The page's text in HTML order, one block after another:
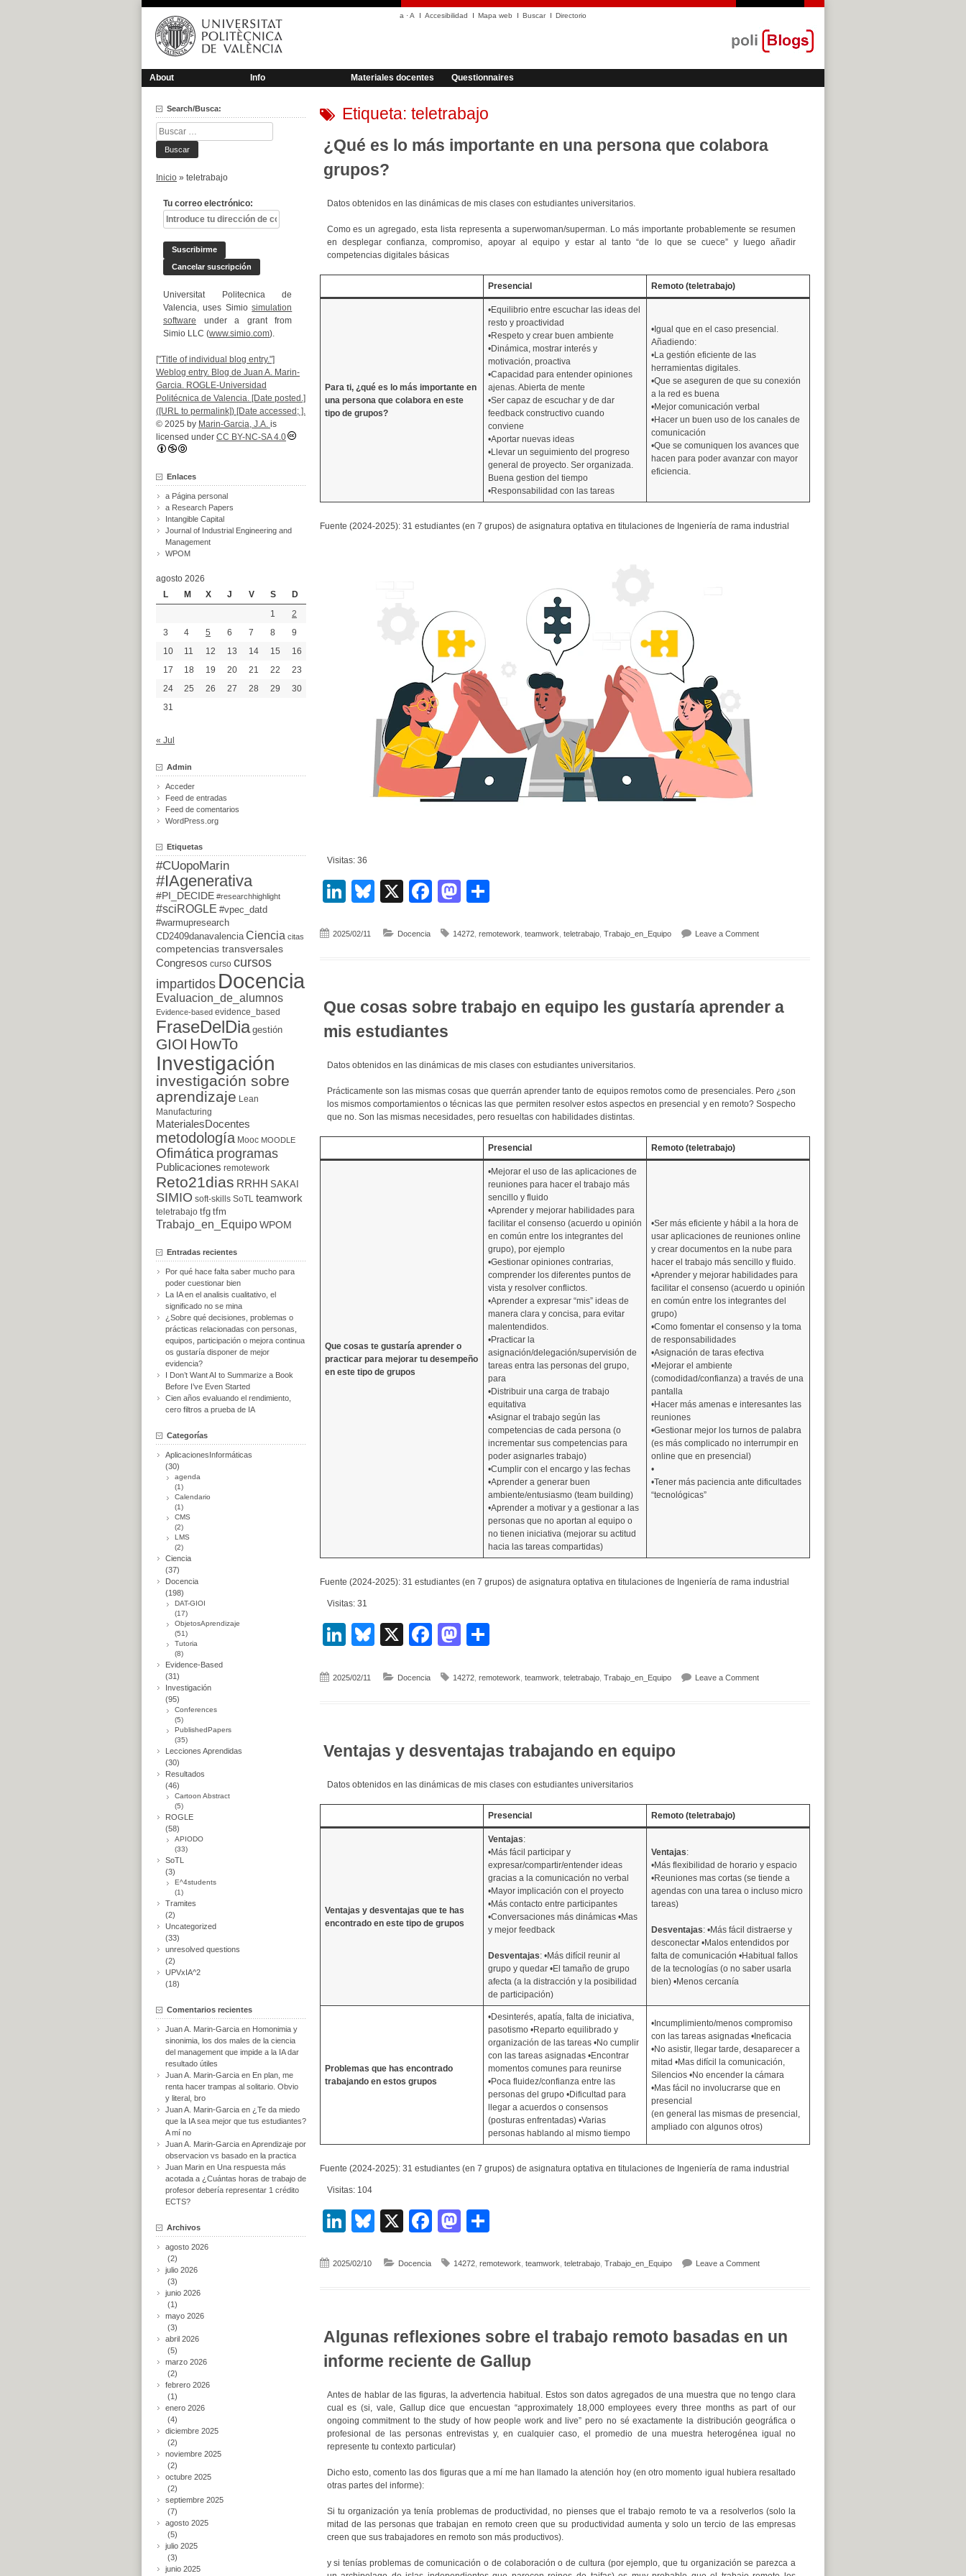
Saltar
contenido
a ·A Accesibilidad Mapa web Buscar Directorio
About Info Materiales docentes Questionnaires
Etiqueta: teletrabajo
¿Qué es lo más importante en una persona que colabora
grupos?
Datos obtenidos en las dinámicas de mis clases con estudiantes universitarios.
Como es un agregado, esta lista representa a superwoman/superman. Lo más importante probablemente se resumen
en desplegar confianza, compromiso, apoyar al equipo y estar al tanto “de lo que se cuece” y luego añadir
competencias digitales básicas
Presencial Remoto (teletrabajo)
Para ti, ¿qué es lo más importante en
una persona que colabora en este
tipo de grupos?
•Equilibrio entre escuchar las ideas del
resto y proactividad
•Respeto y crear buen ambiente
•Dinámica, mostrar interés y
motivación, proactiva
•Capacidad para entender opiniones
ajenas. Abierta de mente
•Ser capaz de escuchar y de dar
feedback constructivo cuando
conviene
•Aportar nuevas ideas
•Llevar un seguimiento del progreso
general de proyecto. Ser organizada.
Buena gestion del tiempo
•Responsabilidad con las tareas
•Igual que en el caso presencial.
Añadiendo:
•La gestión eficiente de las
herramientas digitales.
•Que se aseguren de que su conexión
a la red es buena
•Mejor comunicación verbal
•Hacer un buen uso de los canales de
comunicación
•Que se comuniquen los avances que
hacen para poder avanzar con mayor
eficiencia.
Fuente (2024-2025): 31 estudiantes (en 7 grupos) de asignatura optativa en titulaciones de Ingeniería de rama industrial
Visitas: 36
LinkedIn
Bluesky
X Facebook
Mastodon
2025/02/11 Docencia 14272, remotework teamwork teletrabajo, Trabajo_en_Equipo Leave a Commenton ¿Qué es lo más importante en una persona que
Que cosas sobre trabajo en equipo les gustaría aprender a
mis estudiantes
Datos obtenidos en las dinámicas de mis clases con estudiantes universitarios.
Prácticamente son las mismas cosas que querrán aprender tanto de equipos remotos como de presenciales. Pero ¿son
los mismos comportamientos o técnicas las que permiten resolver estos aspectos en presencial y en remoto? Sospecho
que no. Son las mismas necesidades, pero resueltas con habilidades distintas.
Presencial Remoto (teletrabajo)
Que cosas te gustaría aprender o
practicar para mejorar tu desempeño
en este tipo de grupos
•Mejorar el uso de las aplicaciones de
reuniones para hacer el trabajo más
sencillo y fluido
•Aprender y mejorar habilidades para
facilitar el consenso (acuerdo u opinión
en común entre los integrantes del
grupo), por ejemplo
•Gestionar opiniones contrarias,
comprender los diferentes puntos de
vista y resolver conflictos.
•Aprender a expresar “mis” ideas de
manera clara y concisa, para evitar
malentendidos.
•Practicar la
asignación/delegación/supervisión de
tareas entra las personas del grupo,
para
•Distribuir una carga de trabajo
equitativa
•Asignar el trabajo según las
competencias de cada persona (o
incrementar sus competencias para
poder asignarles trabajo)
•Cumplir con el encargo y las fechas
•Aprender a generar buen
ambiente/entusiasmo (team building)
•Aprender a motivar y a gestionar a las
personas que no aportan al equipo o
no tienen iniciativa (mejorar su actitud
hacia las tareas compartidas)
•Ser más eficiente y hábil a la hora de
usar aplicaciones de reuniones online
y crear documentos en la nube para
hacer el trabajo más sencillo y fluido.
•Aprender y mejorar habilidades para
facilitar el consenso (acuerdo u opinión
en común entre los integrantes del
grupo)
•Como fomentar el consenso y la toma
de responsabilidades
•Asignación de taras efectiva
•Mejorar el ambiente
(comodidad/confianza) a través de una
pantalla
•Hacer más amenas e interesantes las
reuniones
•Gestionar mejor los turnos de palabra
(es más complicado no interrumpir en
online que en presencial)
•
•Tener más paciencia ante dificultades
“tecnológicas”
Fuente (2024-2025): 31 estudiantes (en 7 grupos) de asignatura optativa en titulaciones de Ingeniería de rama industrial
Visitas: 31
LinkedIn
Bluesky
X Facebook
Mastodon
2025/02/11 Docencia 14272, remotework teamwork teletrabajo, Trabajo_en_Equipo Leave a Commenton Que cosas sobre trabajo en equipo les gustaría
Ventajas y desventajas trabajando en equipo
Datos obtenidos en las dinámicas de mis clases con estudiantes universitarios
Presencial Remoto (teletrabajo)
Ventajas y desventajas que te has
encontrado en este tipo de grupos
Ventajas:
•Más fácil participar y
expresar/compartir/entender ideas
gracias a la comunicación no verbal
•Mayor implicación con el proyecto
•Más contacto entre participantes
•Conversaciones más dinámicas •Mas
y mejor feedback
Desventajas: •Más difícil reunir al
grupo y quedar •El tamaño de grupo
afecta (a la distracción y la posibilidad
de participación)
Ventajas:
•Más flexibilidad de horario y espacio
•Reuniones mas cortas (se tiende a
agendas con una tarea o incluso micro
tareas)
Desventajas: •Más fácil distraerse y
desconectar •Malos entendidos por
falta de comunicación •Habitual fallos
de la tecnologías (o no saber usarla
bien) •Menos cercanía
Problemas que has encontrado
trabajando en estos grupos
•Desinterés, apatía, falta de iniciativa,
pasotismo •Reparto equilibrado y
organización de las tareas •No cumplir
con las tareas asignadas •Encontrar
momentos comunes para reunirse
•Poca fluidez/confianza entre las
personas del grupo •Dificultad para
llegar a acuerdos o consensos
(posturas enfrentadas) •Varias
personas hablando al mismo tiempo
•Incumplimiento/menos compromiso
con las tareas asignadas •Ineficacia
•No asistir, llegar tarde, desaparecer a
mitad •Mas difícil la comunicación,
Silencios •No encender la cámara
•Mas fácil no involucrarse que en
presencial
(en general las mismas de presencial,
ampliado con algunos otros)
Fuente (2024-2025): 31 estudiantes (en 7 grupos) de asignatura optativa en titulaciones de Ingeniería de rama industrial
Visitas: 104
LinkedIn
Bluesky
X Facebook
Mastodon
2025/02/10 Docencia 14272, remotework teamwork teletrabajo, Trabajo_en_Equipo Leave a Commenton Ventajas y desventajas trabajando en equipo
Algunas reflexiones sobre el trabajo remoto basadas en un
informe reciente de Gallup
Antes de hablar de las figuras, la advertencia habitual. Estos son datos agregados de una muestra que no tengo clara
cual es (si, vale, Gallup dice que encuestan “approximately 18,000 employees every three months as part of our
ongoing commitment to the study of how people work and live” pero no sé exactamente la distribución geográfica o
profesional de las personas entrevistas y, en cualquier caso, el promedio de una muestra heterogénea igual no
represente tu contexto particular)
Dicho esto, comento las dos figuras que a mí me han llamado la atención hoy (en otro momento igual hubiera resaltado
otras partes del informe):
Si tu organización ya tenía problemas de productividad, no pienses que el trabajo remoto te va a resolverlos (solo la
mitad de las personas que trabajan en remoto creen que su productividad aumenta y solo un tercio de las empresas
creen que sus trabajadores en remoto son más productivos).
y si tenías problemas de comunicación o de colaboración o de cultura (por ejemplo, que tu organización se parezca a
Search/Busca:
Buscar:
Inicio » teletrabajo
Tu correo electrónico:
Universitat Politecnica de
Valencia, uses Simiosimulation
software under a grant from
Simio LLC (www.simio.com).
["Title of individual blog entry."]
Weblog entry. Blog de Juan A. Marin-
Garcia. ROGLE-Universidad
Politécnica de Valencia. [Date posted.]
([URL to permalink]) [Date accessed; ].
© 2025 by Marin-Garcia, J.A. is
licensed under CC BY-NC-SA 4.0
Enlaces
a Página personal
a Research Papers
Intangible Capital
Journal of Industrial Engineering and
Management
WPOM
agosto 2026
L
M X J V S
D
1
2
3
4 5 6 7 8
9
10
11 12 13 14 15
16
17
18 19 20 21 22
23
24
25 26 27 28 29
30
31
« Jul
Admin
Acceder
Feed de entradas
Feed de comentarios
WordPress.org
Etiquetas
#CUopoMarin
#IAgenerativa
#PI_DECIDE #researchhighlight
#sciROGLE #vpec_datd
#warmupresearch
CD2409danavalencia Ciencia citas
competencias transversales
Congresos curso cursos
impartidos Docencia
Evaluacion_de_alumnos
Evidence-based evidence_based
FraseDelDia gestión
GIOI HowTo
Investigación
investigación sobre
aprendizaje Lean
Manufacturing
MaterialesDocentes
metodología Mooc MOODLE
Ofimáticaprogramas
Publicaciones remotework
Reto21dias RRHH SAKAI
SIMIO soft-skills SoTL teamwork
teletrabajo tfg tfm
Trabajo_en_EquipoWPOM
Entradas recientes
Por qué hace falta saber mucho para
poder cuestionar bien
La IA en el analisis cualitativo, el
significado no se mina
¿Sobre qué decisiones, problemas o
prácticas relacionadas con personas,
equipos, participación o mejora continua
os gustaría disponer de mejor
evidencia?
I Don’t Want AI to Summarize a Book
Before I’ve Even Started
Cien años evaluando el rendimiento,
cero filtros a prueba de IA
Categorías
AplicacionesInformáticas
(30)
agenda
(1)
Calendario
(1)
CMS
(2)
LMS
(2)
Ciencia
(37)
Docencia
(198)
DAT-GIOI
(17)
ObjetosAprendizaje
(51)
Tutoria
(8)
Evidence-Based
(31)
Investigación
(95)
Conferences
(5)
PublishedPapers
(35)
Lecciones Aprendidas
(30)
Resultados
(46)
Cartoon Abstract
(5)
ROGLE
(58)
APIODO
(33)
SoTL
(3)
E^4students
(1)
Tramites
(2)
Uncategorized
(33)
unresolved questions
(2)
UPVxIA^2
(18)
Comentarios recientes
Juan A. Marin-Garcia en Homonimia y
sinonimia, los dos males de la ciencia
del management que impide a la IA dar
resultado útiles
Juan A. Marin-Garcia en En plan, me
renta hacer trampas al solitario. Obvio
y literal, bro
Juan A. Marin-Garcia en ¿Te da miedo
que la IA sea mejor que tus estudiantes?
A mí no
Juan A. Marin-Garcia enAprendizaje por
observacion vs basado en la practica
Juan Marin en Una respuesta más
acotada a ¿Cuántas horas de trabajo de
profesor debería representar 1 crédito
ECTS?
Archivos
agosto 2026
(2)
julio 2026
(3)
junio 2026
(1)
mayo 2026
(3)
abril 2026
(5)
marzo 2026
(2)
febrero 2026
(1)
enero 2026
(4)
diciembre 2025
(2)
noviembre 2025
(2)
octubre 2025
(2)
septiembre 2025
(7)
agosto 2025
(5)
julio 2025
(3)
junio 2025